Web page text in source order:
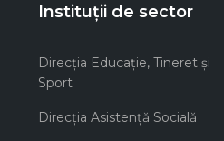
Instituții de sector
Direcţia Educaţie, Tineret şi
Sport
Direcţia Asistenţă Socială